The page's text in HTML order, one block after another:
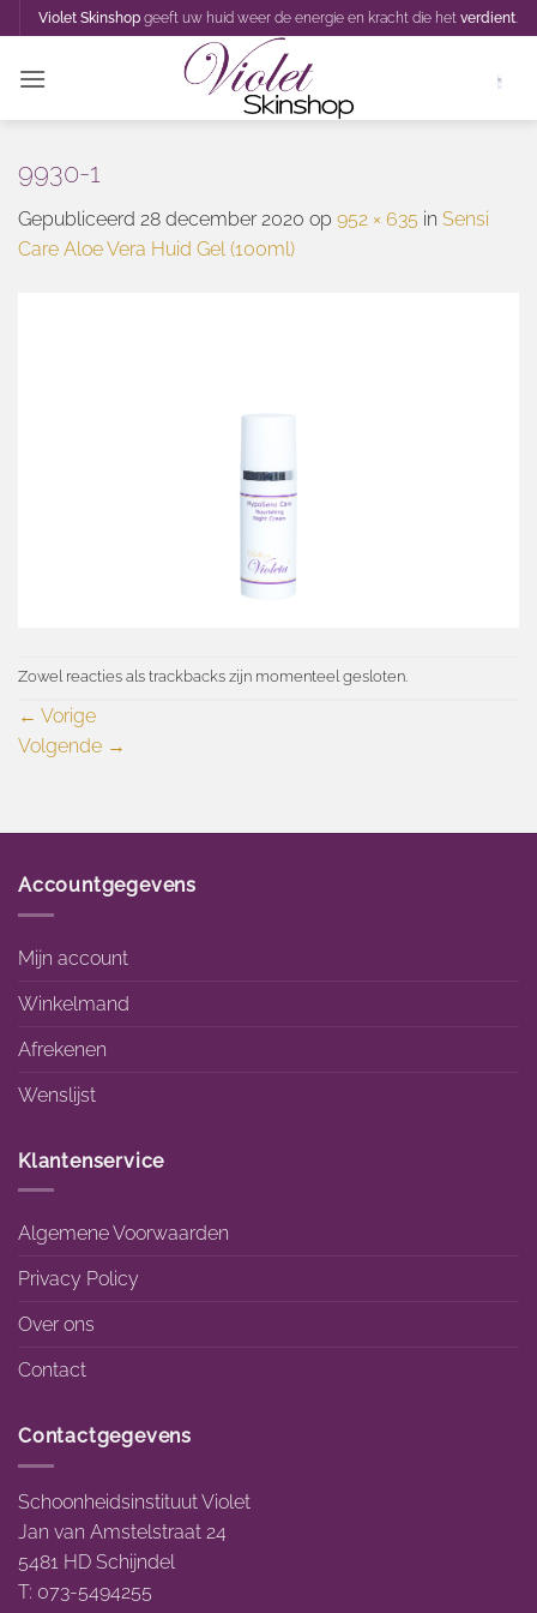
naar
inhoud
Violet Skinshopgeeft uw huid weer de energie en kracht die het verdient.
9930-1
Gepubliceerd 28 december 2020 op 952 × 635 in Sensi
Care Aloe Vera Huid Gel (100ml)
Zowel reacties als trackbacks zijn momenteel gesloten.
← Vorige
Volgende →
Accountgegevens
Mijn account
Winkelmand
Afrekenen
Wenslijst
Klantenservice
Algemene Voorwaarden
Privacy Policy
Over ons
Contact
Contactgegevens
Schoonheidsinstituut Violet
Jan van Amstelstraat 24
5481 HD Schijndel
T: 073-5494255